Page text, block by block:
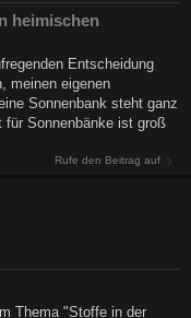
heimischen
Entscheidung
meinen eigenen
Sonnenbank steht ganz
für Sonnenbänke ist groß
Rufe den Beitrag auf
Thema "Stoffe in der